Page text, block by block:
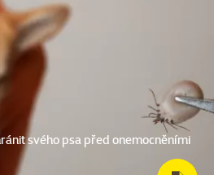
svého psa před onemocněními